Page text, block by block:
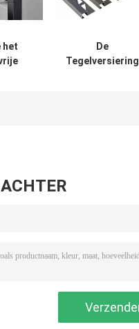
het
De
Tegelversiering